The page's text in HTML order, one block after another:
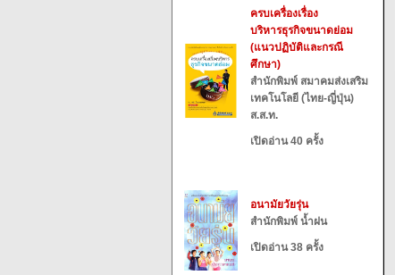
ครบเครื่องเรื่อง
บริหารธุรกิจขนาดย่อม
(แนวปฏิบัติและกรณี
ศึกษา)
สำนักพิมพ์ สมาคมส่งเสริม
เทคโนโลยี (ไทย-ญี่ปุ่น)
ส.ส.ท.
เปิดอ่าน 40 ครั้ง
อนามัยวัยรุ่น
สำนักพิมพ์ น้ำฝน
เปิดอ่าน 38 ครั้ง